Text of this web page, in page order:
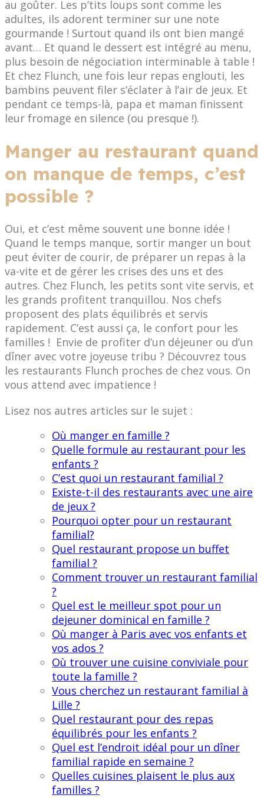
au goûter. Les p’tits loups sont comme les
adultes, ils adorent terminer sur une note
gourmande ! Surtout quand ils ont bien mangé
avant… Et quand le dessert est intégré au menu,
plus besoin de négociation interminable à table !
Et chez Flunch, une fois leur repas englouti, les
bambins peuvent filer s’éclater à l’air de jeux. Et
pendant ce temps-là, papa et maman finissent
leur fromage en silence (ou presque !).
Manger au restaurant quand
on manque de temps, c’est
possible ?
Oui, et c’est même souvent une bonne idée !
Quand le temps manque, sortir manger un bout
peut éviter de courir, de préparer un repas à la
va-vite et de gérer les crises des uns et des
autres. Chez Flunch, les petits sont vite servis, et
les grands profitent tranquillou. Nos chefs
proposent des plats équilibrés et servis
rapidement. C’est aussi ça, le confort pour les
familles ! Envie de profiter d’un déjeuner ou d’un
dîner avec votre joyeuse tribu ? Découvrez tous
les restaurants Flunch proches de chez vous. On
vous attend avec impatience !
Lisez nos autres articles sur le sujet :
Où manger en famille ?
Quelle formule au restaurant pour les
enfants ?
C’est quoi un restaurant familial ?
Existe-t-il des restaurants avec une aire
de jeux ?
Pourquoi opter pour un restaurant
familial?
Quel restaurant propose un buffet
familial ?
Comment trouver un restaurant familial
?
Quel est le meilleur spot pour un
dejeuner dominical en famille ?
Où manger à Paris avec vos enfants et
vos ados ?
Où trouver une cuisine conviviale pour
toute la famille ?
Vous cherchez un restaurant familial à
Lille ?
Quel restaurant pour des repas
équilibrés pour les enfants ?
Quel est l’endroit idéal pour un dîner
familial rapide en semaine ?
Quelles cuisines plaisent le plus aux
familles ?